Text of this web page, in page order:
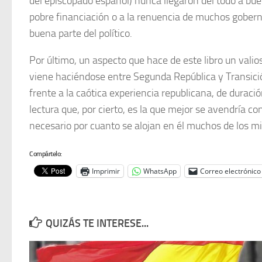
pobre financiación o a la renuencia de muchos
buena parte del político.
Por último, un aspecto que hace de este libro un
viene haciéndose entre Segunda República y
frente a la caótica experiencia republicana, de
lectura que, por cierto, es la que mejor se avendría
necesario por cuanto se alojan en él muchos de los
Compártelo:
Imprimir WhatsApp Correo electrónico
QUIZÁS TE INTERESE...